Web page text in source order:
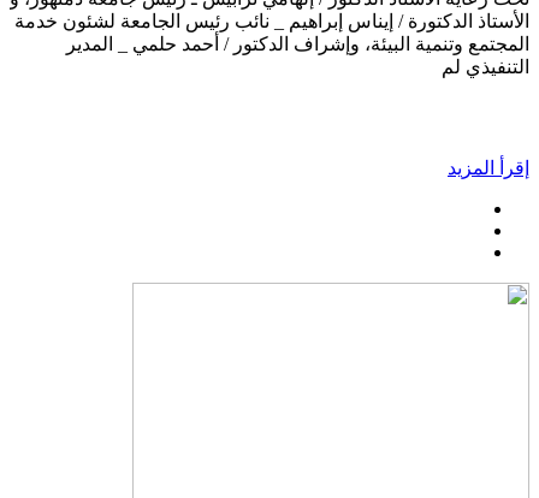
الأستاذ الدكتورة / إيناس إبراهيم _ نائب رئيس الجامعة لشئون خدمة
المجتمع وتنمية البيئة، وإشراف الدكتور / أحمد حلمي _ المدير
التنفيذي لم
إقرأ المزيد